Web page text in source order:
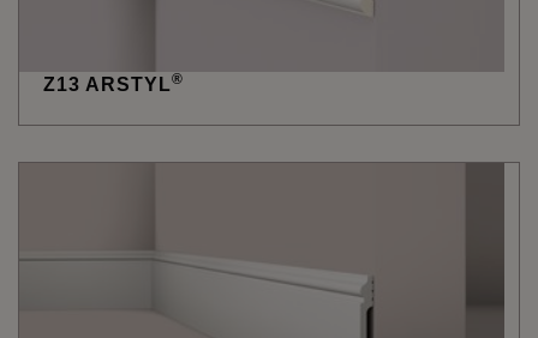
Z13 ARSTYL®